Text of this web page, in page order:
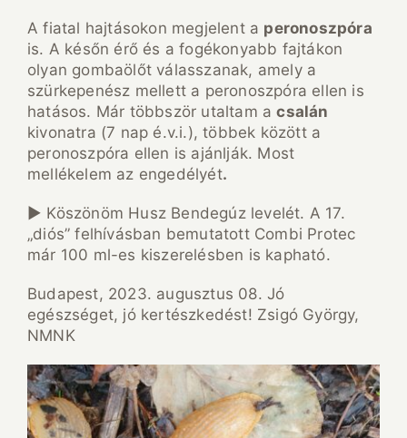
A fiatal hajtásokon megjelent a peronoszpóra
is. A későn érő és a fogékonyabb fajtákon
olyan gombaölőt válasszanak, amely a
szürkepenész mellett a peronoszpóra ellen is
hatásos. Már többször utaltam acsalán
kivonatra (7 nap é.v.i.), többek között a
peronoszpóra ellen is ajánlják. Most
mellékelem az engedélyét.
► Köszönöm Husz Bendegúz levelét. A 17.
„diós” felhívásban bemutatott Combi Protec
már 100 ml-es kiszerelésben is kapható.
Budapest, 2023. augusztus 08. Jó
egészséget, jó kertészkedést! Zsigó György,
NMNK